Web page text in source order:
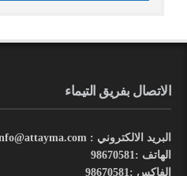
الاتصال بفريق التيماء
البريد الالكتروني : info@attayma.com
الهاتف :98670581
الفاكس :98670581